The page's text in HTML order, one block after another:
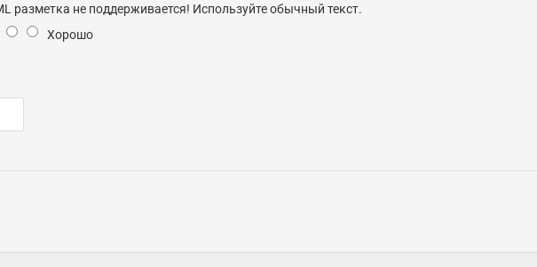
разметка не поддерживается! Используйте обычный текст.
Хорошо